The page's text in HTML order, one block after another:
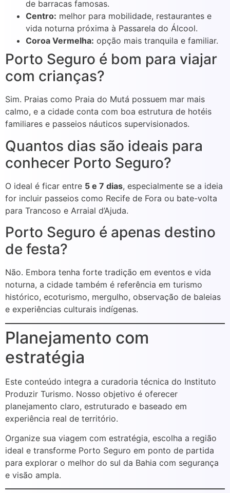
de barracas famosas.
Centro: melhor para mobilidade, restaurantes e
vida noturna próxima à Passarela do Álcool.
Coroa Vermelha: opção mais tranquila e familiar.
Porto Seguro é bom para viajar
com crianças?
Sim. Praias como Praia do Mutá possuem mar mais
calmo, e a cidade conta com boa estrutura de hotéis
familiares e passeios náuticos supervisionados.
Quantos dias são ideais para
conhecer Porto Seguro?
O ideal é ficar entre 5 e 7 dias, especialmente se a ideia
for incluir passeios como Recife de Fora ou bate-volta
para Trancoso e Arraial d’Ajuda.
Porto Seguro é apenas destino
de festa?
Não. Embora tenha forte tradição em eventos e vida
noturna, a cidade também é referência em turismo
histórico, ecoturismo, mergulho, observação de baleias
e experiências culturais indígenas.
Planejamento com
estratégia
Este conteúdo integra a curadoria técnica do Instituto
Produzir Turismo. Nosso objetivo é oferecer
planejamento claro, estruturado e baseado em
experiência real de território.
Organize sua viagem com estratégia, escolha a região
ideal e transforme Porto Seguro em ponto de partida
para explorar o melhor do sul da Bahia com segurança
e visão ampla.